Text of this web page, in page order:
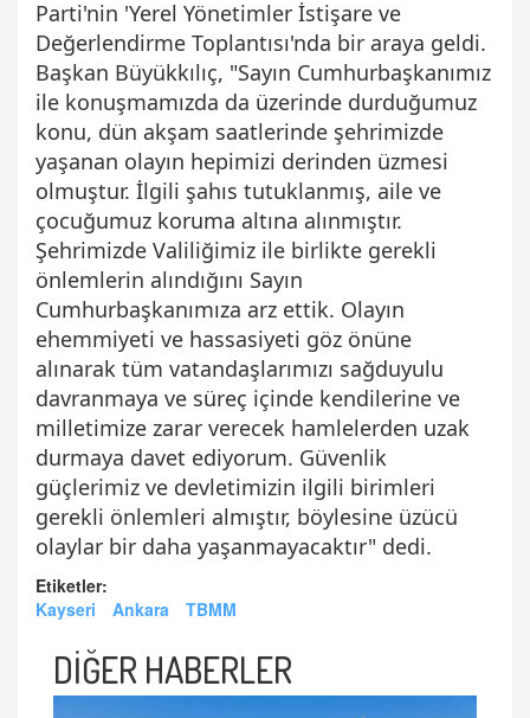
Parti'nin 'Yerel Yönetimler İstişare ve
Değerlendirme Toplantısı'nda bir araya geldi.
Başkan Büyükkılıç, "Sayın Cumhurbaşkanımız
ile konuşmamızda da üzerinde durduğumuz
konu, dün akşam saatlerinde şehrimizde
yaşanan olayın hepimizi derinden üzmesi
olmuştur. İlgili şahıs tutuklanmış, aile ve
çocuğumuz koruma altına alınmıştır.
Şehrimizde Valiliğimiz ile birlikte gerekli
önlemlerin alındığını Sayın
Cumhurbaşkanımıza arz ettik. Olayın
ehemmiyeti ve hassasiyeti göz önüne
alınarak tüm vatandaşlarımızı sağduyulu
davranmaya ve süreç içinde kendilerine ve
milletimize zarar verecek hamlelerden uzak
durmaya davet ediyorum. Güvenlik
güçlerimiz ve devletimizin ilgili birimleri
gerekli önlemleri almıştır, böylesine üzücü
olaylar bir daha yaşanmayacaktır" dedi.
Etiketler:
Kayseri
Ankara TBMM
DİĞER HABERLER